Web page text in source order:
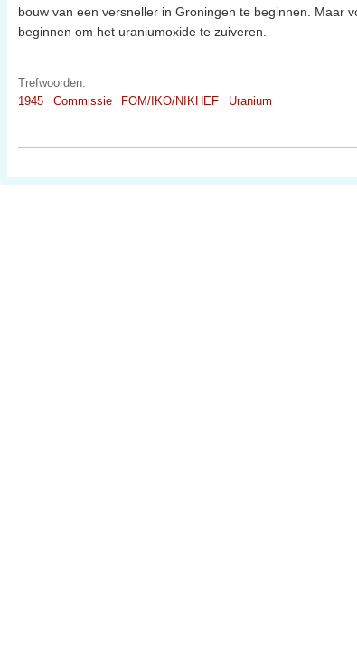
bouw van een versneller in Groningen te beginnen. Maar
beginnen om het uraniumoxide te zuiveren.
Trefwoorden:
1945
Commissie FOM/IKO/NIKHEF Uranium